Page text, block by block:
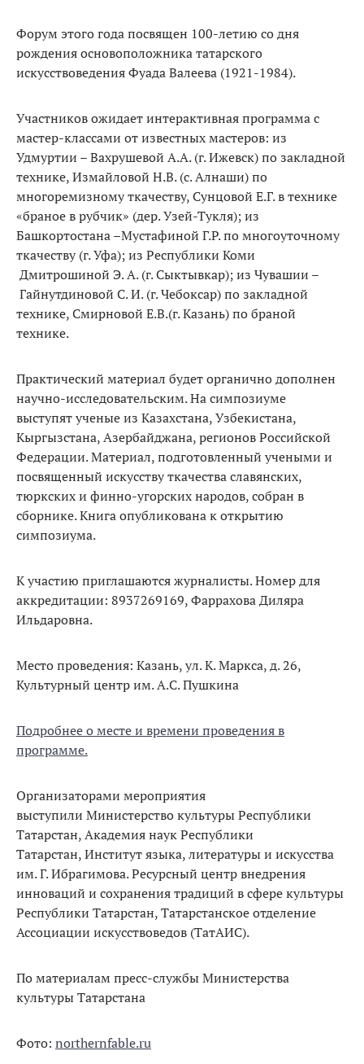
Форум этого года посвящен 100-летию со дня
рождения основоположника татарского
искусствоведения Фуада Валеева (1921-1984).
Участников ожидает интерактивная программа с
мастер-классами от известных мастеров: из
Удмуртии – Вахрушевой А.А. (г. Ижевск) по закладной
технике, Измайловой Н.В. (с. Алнаши) по
многоремизному ткачеству, Сунцовой Е.Г. в технике
«браное в рубчик» (дер. Узей-Тукля); из
Башкортостана –Мустафиной Г.Р. по многоуточному
ткачеству (г. Уфа); из Республики Коми
Дмитрошиной Э. А. (г. Сыктывкар); из Чувашии –
Гайнутдиновой С. И. (г. Чебоксар) по закладной
технике, Смирновой Е.В.(г. Казань) по браной
технике.
Практический материал будет органично дополнен
научно-исследовательским. На симпозиуме
выступят ученые из Казахстана, Узбекистана,
Кыргызстана, Азербайджана, регионов Российской
Федерации. Материал, подготовленный учеными и
посвященный искусству ткачества славянских,
тюркских и финно-угорских народов, собран в
сборнике. Книга опубликована к открытию
симпозиума.
К участию приглашаются журналисты. Номер для
аккредитации: 8937269169, Фаррахова Диляра
Ильдаровна.
Место проведения: Казань, ул. К. Маркса, д. 26,
Культурный центр им. А.С. Пушкина
Подробнее о месте и времени проведения в
программе.
Организаторами мероприятия
выступили Министерство культуры Республики
Татарстан, Академия наук Республики
Татарстан, Институт языка, литературы и искусства
им. Г. Ибрагимова. Ресурсный центр внедрения
инноваций и сохранения традиций в сфере культуры
Республики Татарстан, Татарстанское отделение
Ассоциации искусствоведов (ТатАИС).
По материалам пресс-службы Министерства
культуры Татарстана
Фото: northernfable.ru